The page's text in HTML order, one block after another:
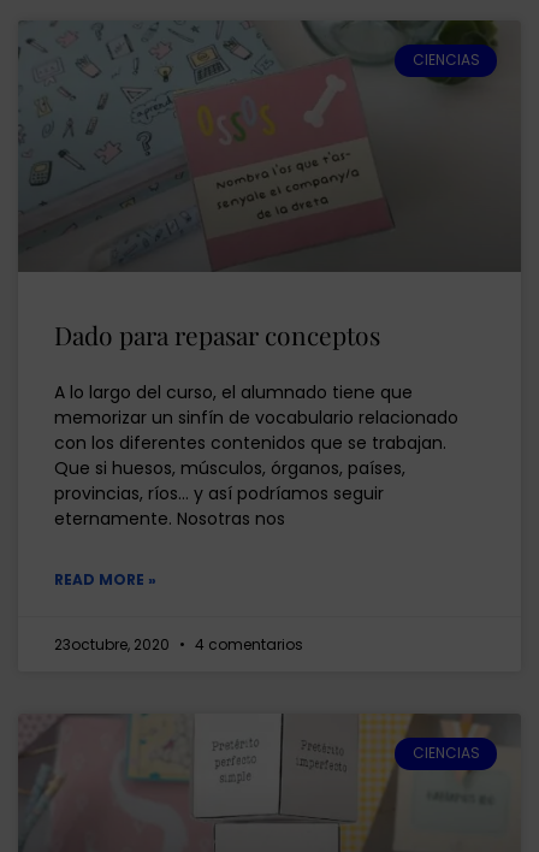
CIENCIAS
Dado para repasar conceptos
A lo largo del curso, el alumnado tiene que
memorizar un sinfín de vocabulario relacionado
con los diferentes contenidos que se trabajan.
Que si huesos, músculos, órganos, países,
provincias, ríos… y así podríamos seguir
eternamente. Nosotras nos
READ MORE »
23octubre, 2020 4 comentarios
CIENCIAS